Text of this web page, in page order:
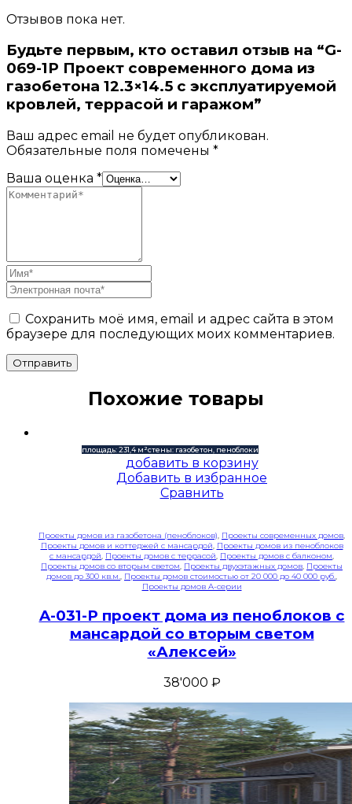
Отзывов пока нет.
Будьте первым, кто оставил отзыв на “G-
069-1P Проект современного дома из
газобетона 12.3×14.5 с эксплуатируемой
кровлей, террасой и гаражом”
Ваш адрес email не будет опубликован.
Обязательные поля помечены *
Ваша оценка *
Сохранить моё имя, email и адрес сайта в этом
браузере для последующих моих комментариев.
Отправить
Похожие товары
площадь: 231,4 м²стены: газобетон, пеноблоки
добавить в корзину
Добавить в избранное
Сравнить
Проекты домов из газобетона (пеноблоков), Проекты современных домов,
Проекты домов и коттеджей с мансардой, Проекты домов из пеноблоков
с мансардой, Проекты домов с террасой, Проекты домов с балконом,
Проекты домов со вторым светом, Проекты двухэтажных домов, Проекты
домов до 300 кв.м., Проекты домов стоимостью от 20 000 до 40 000 руб.,
Проекты домов A-серии
A-031-P проект дома из пеноблоков с
мансардой со вторым светом
«Алексей»
38'000 ₽